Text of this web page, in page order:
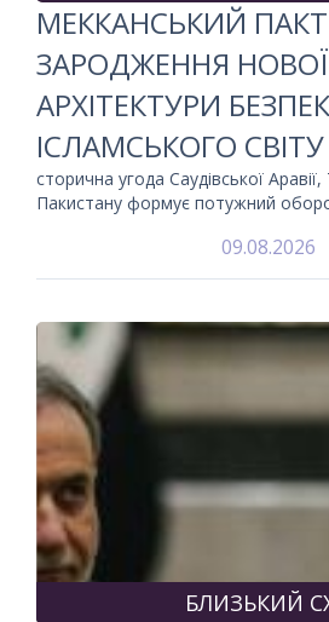
МЕККАНСЬКИЙ
ЗАРОДЖЕННЯ НОВОЇ
АРХІТЕКТУРИ
ІСЛАМСЬКОГО СВІТУ
сторична угода Саудівської
Пакистану формує потужний
09.08.2026
БЛИЗЬКИЙ